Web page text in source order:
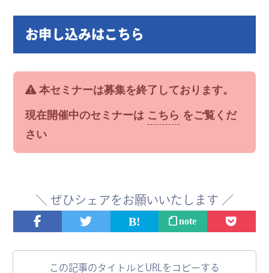
お申し込みはこちら
本セミナーは募集を終了しております。
現在開催中のセミナーは こちら をご覧くだ
さい
＼ ぜひシェアをお願いいたします ／
note
この記事のタイトルとURLをコピーする